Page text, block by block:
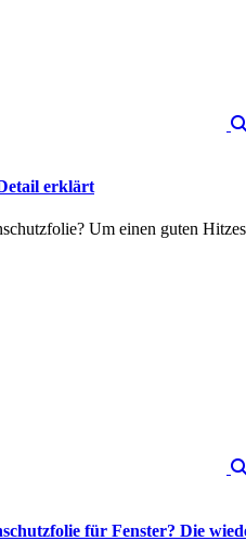
erklärt
Um einen guten
für Fenster? Die